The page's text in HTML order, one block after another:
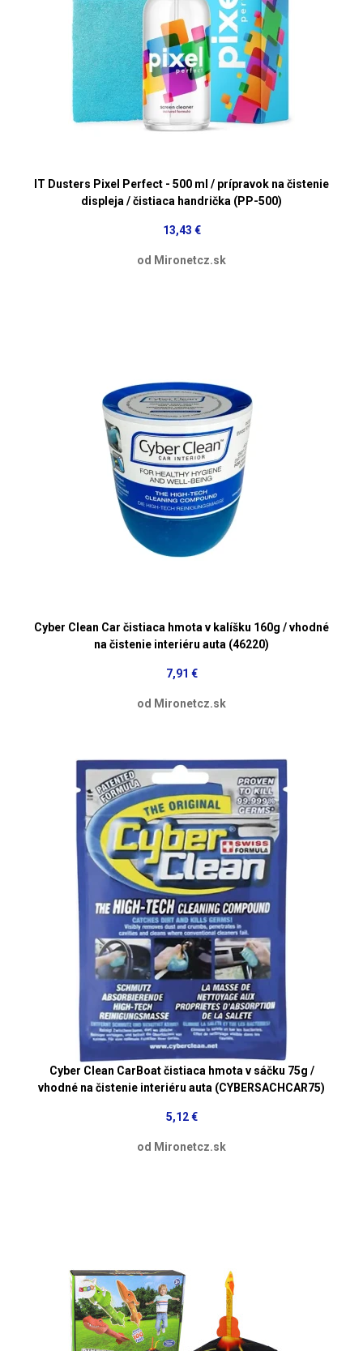
IT Dusters Pixel Perfect - 500 ml / prípravok na čistenie
displeja / čistiaca handrička (PP-500)
13,43 €
od Mironetcz.sk
Cyber Clean Car čistiaca hmota v kalíšku 160g / vhodné
na čistenie interiéru auta (46220)
7,91 €
od Mironetcz.sk
Cyber Clean CarBoat čistiaca hmota v sáčku 75g /
vhodné na čistenie interiéru auta (CYBERSACHCAR75)
5,12 €
od Mironetcz.sk